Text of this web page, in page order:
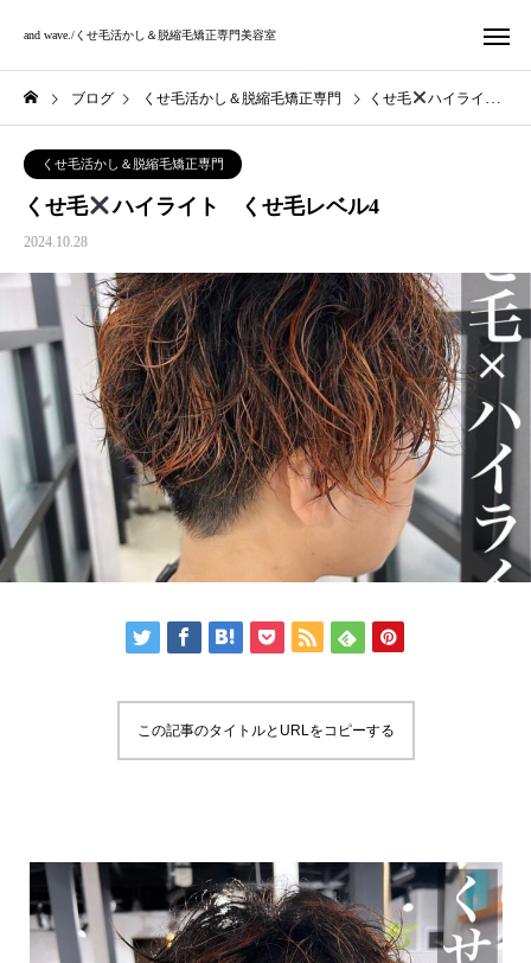
and wave./くせ毛活かし＆脱縮毛矯正専門美容室
ブログ くせ毛活かし＆脱縮毛矯正専門 くせ毛 ハイライト くせ毛レベル4
くせ毛活かし＆脱縮毛矯正専門
くせ毛 ハイライト くせ毛レベル4
2024.10.28
この記事のタイトルとURLをコピーする